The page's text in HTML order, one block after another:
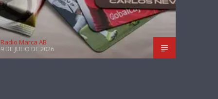
Radio Marca AB
9 DE JULIO DE 2026